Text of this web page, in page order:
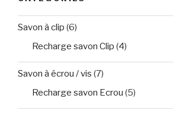
Savon à clip (6)
Recharge savon Clip (4)
Savon à écrou / vis (7)
Recharge savon Ecrou (5)